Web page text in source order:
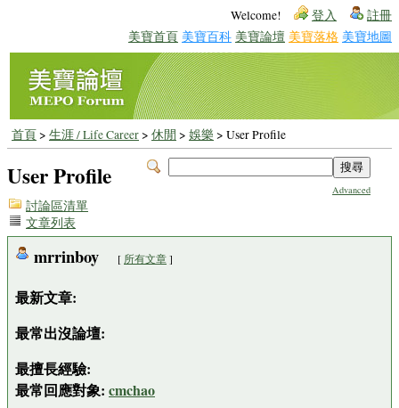
Welcome! 登入 註冊
美寶首頁 美寶百科 美寶論壇 美寶落格 美寶地圖
首頁> 生涯 / Life Career> 休閒 > 娛樂 > User Profile
Advanced
User Profile
討論區清單
文章列表
mrrinboy [ 所有文章]
最新文章:
最常出沒論壇:
最擅長經驗:
最常回應對象: cmchao